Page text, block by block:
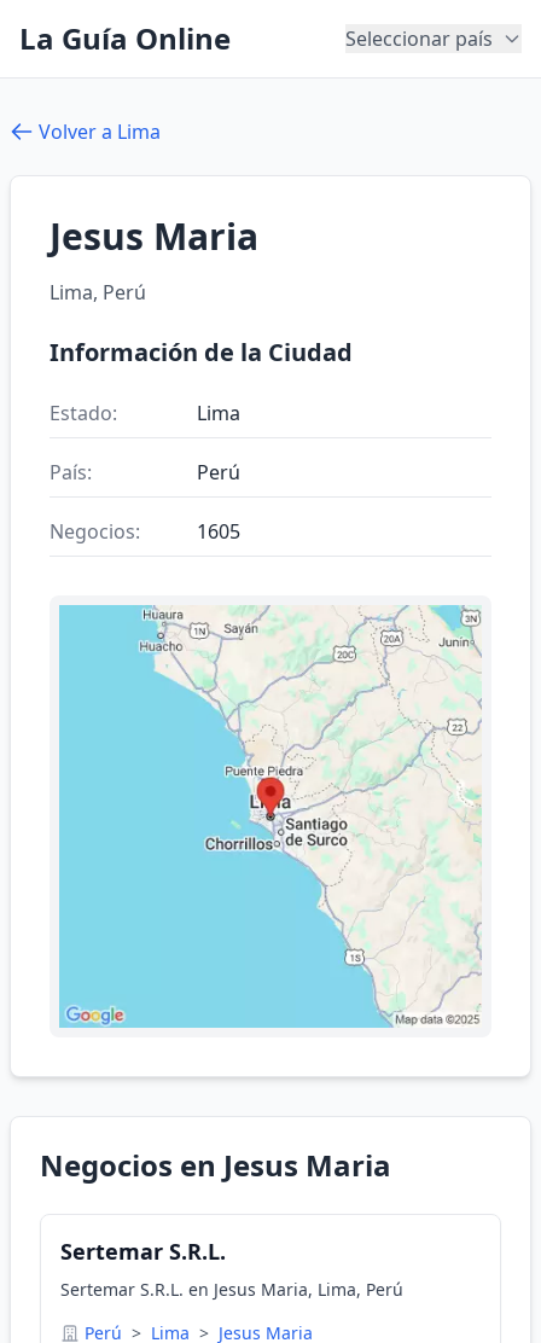
La Guía Online Seleccionar país
Volver a Lima
Jesus Maria
Lima, Perú
Información de la Ciudad
Estado: Lima
País: Perú
Negocios: 1605
Negocios en Jesus Maria
Sertemar S.R.L.
Sertemar S.R.L. en Jesus Maria, Lima, Perú
Perú > Lima > Jesus Maria